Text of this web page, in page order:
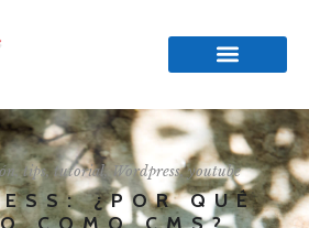
tips, tutorial, Wordpress,youtube
¿POR QUÉ
COMO CMS?